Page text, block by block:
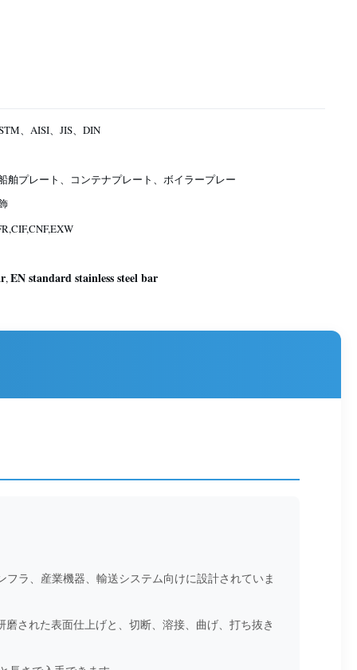
、AISI、JIS、DIN
舶プレート、コンテナプレート、ボイラープレー
,EN standard stainless steel bar
ラ、産業機器、輸送システム向けに設計されていま
された表面仕上げと、切断、溶接、曲げ、打ち抜き